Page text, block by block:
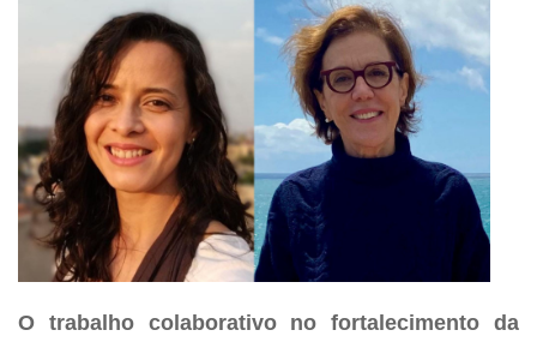
O trabalho colaborativo no fortalecimento da